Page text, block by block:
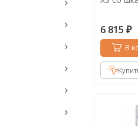
6 815 ₽
В